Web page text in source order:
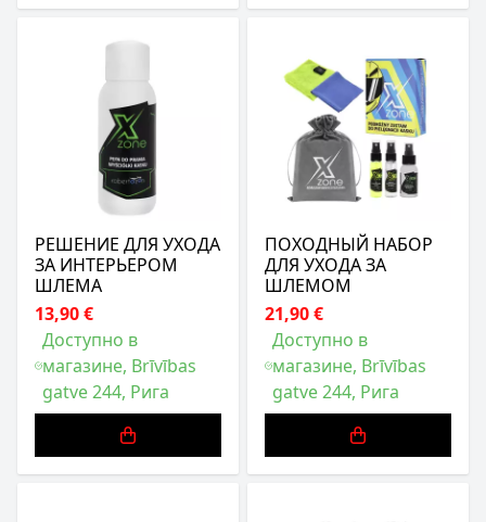
РЕШЕНИЕ ДЛЯ УХОДА
ЗА ИНТЕРЬЕРОМ
ШЛЕМА
13,90 €
Доступно в
магазине, Brīvības
gatve 244, Рига
ПОХОДНЫЙ НАБОР
ДЛЯ УХОДА ЗА
ШЛЕМОМ
21,90 €
Доступно в
магазине, Brīvības
gatve 244, Рига